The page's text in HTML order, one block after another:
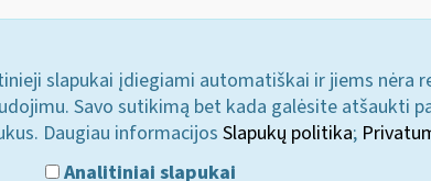
slapukai įdiegiami automatiškai ir jiems nėra
Savo sutikimą bet kada galėsite atšaukti
Daugiau informacijos Slapukų politika;
Analitiniai slapukai